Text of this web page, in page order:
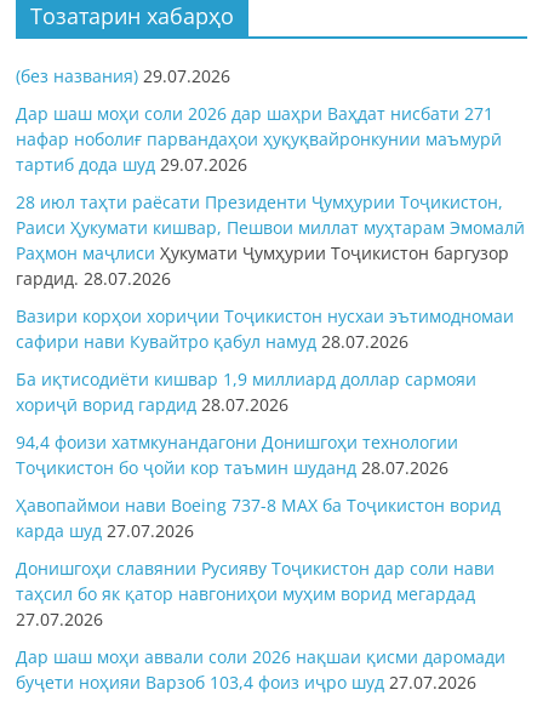
Тозатарин хабарҳо
(без названия) 29.07.2026
Дар шаш моҳи соли 2026 дар шаҳри Ваҳдат нисбати 271
нафар ноболиғ парвандаҳои ҳуқуқвайронкунии маъмурӣ
тартиб дода шуд 29.07.2026
28 июл таҳти раёсати Президенти Ҷумҳурии Тоҷикистон,
Раиси Ҳукумати кишвар, Пешвои миллат муҳтарам Эмомалӣ
Раҳмон маҷлисиҲукумати Ҷумҳурии Тоҷикистон баргузор
гардид.28.07.2026
Вазири корҳои хориҷии Тоҷикистон нусхаи эътимодномаи
сафири нави Кувайтро қабул намуд 28.07.2026
Ба иқтисодиёти кишвар 1,9 миллиард доллар сармояи
хориҷӣ ворид гардид 28.07.2026
94,4 фоизи хатмкунандагони Донишгоҳи технологии
Тоҷикистон бо ҷойи кор таъмин шуданд 28.07.2026
Ҳавопаймои нави Boeing 737-8 MAX ба Тоҷикистон ворид
карда шуд 27.07.2026
Донишгоҳи славянии Русияву Тоҷикистон дар соли нави
таҳсил бо як қатор навгониҳои муҳим ворид мегардад
27.07.2026
Дар шаш моҳи аввали соли 2026 нақшаи қисми даромади
буҷети ноҳияи Варзоб 103,4 фоиз иҷро шуд 27.07.2026